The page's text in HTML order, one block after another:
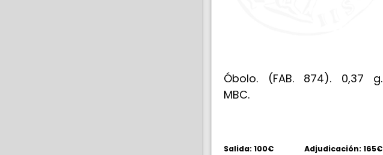
Óbolo. (FAB. 874). 0,37 g.
MBC.
Salida: 100€ Adjudicación: 165€